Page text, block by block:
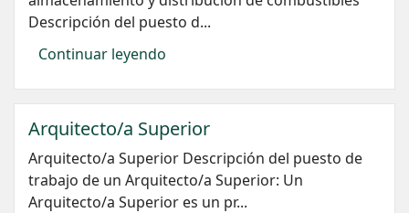
Descripción del puesto d...
Continuar leyendo
Arquitecto/a Superior
Arquitecto/a Superior Descripción del puesto de
trabajo de un Arquitecto/a Superior: Un
Arquitecto/a Superior es un pr...